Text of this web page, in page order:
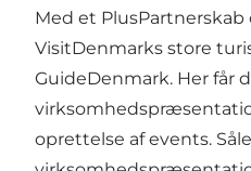
Med et
VisitDenmarks store
GuideDenmark. Her får
oprettelse af events.